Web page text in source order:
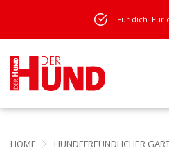
Für dich. Für
HOME HUNDEFREUNDLICHER